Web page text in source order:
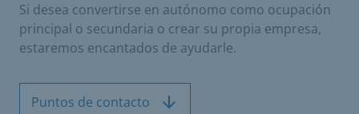
Si desea convertirse en autónomo como ocupación
principal o secundaria o crear su propia empresa,
estaremos encantados de ayudarle.
Puntos de contacto